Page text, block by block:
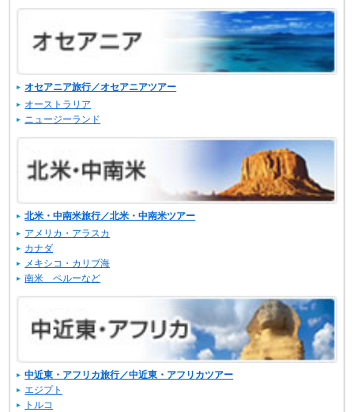
オセアニア旅行／オセアニアツアー
オーストラリア
ニュージーランド
北米・中南米旅行／北米・中南米ツアー
アメリカ・アラスカ
カナダ
メキシコ・カリブ海
南米 ペルーなど
中近東・アフリカ旅行／中近東・アフリカツアー
エジプト
トルコ